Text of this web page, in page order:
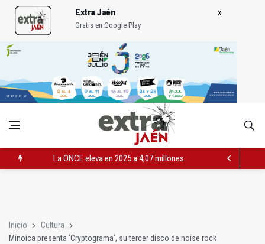
Extra Jaén
Gratis en Google Play
La ONCE eleva en 2025 a 4,07 millones su inversión social en
Inicio
Cultura
Minoica presenta ‘Cryptograma’, su tercer disco de noise rock